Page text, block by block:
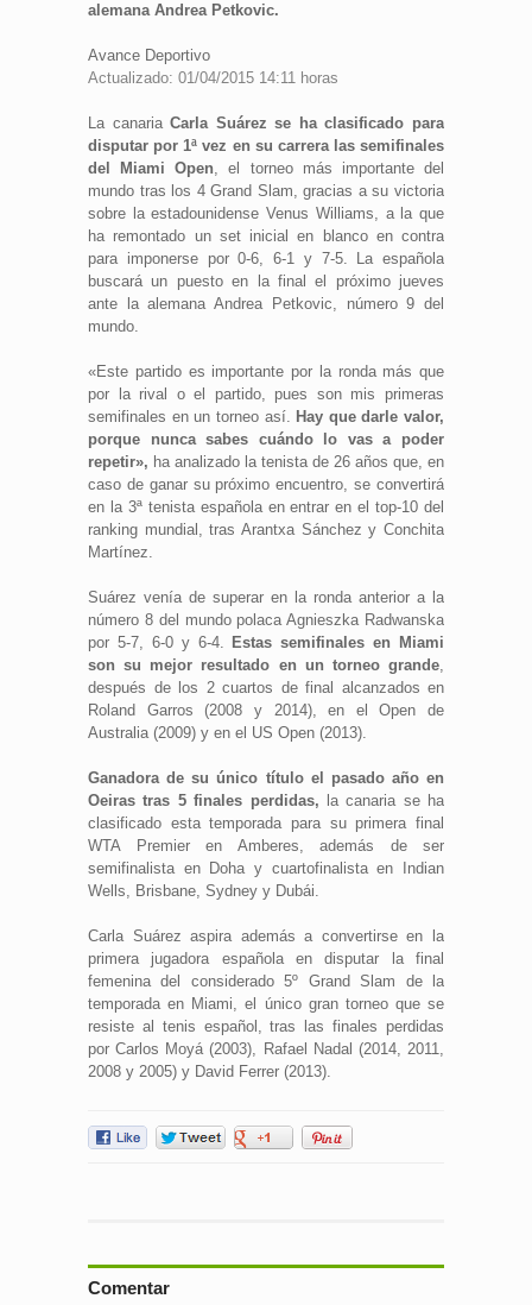
alemana Andrea Petkovic.
Avance Deportivo
Actualizado: 01/04/2015 14:11 horas
La canariaCarla Suárez se ha clasificado para
disputar por 1ª vez en su carrera las semifinales
del Miami Open, el torneo más importante del
mundo tras los 4 Grand Slam, gracias a su victoria
sobre la estadounidense Venus Williams, a la que
ha remontado un set inicial en blanco en contra
para imponerse por 0-6, 6-1 y 7-5. La española
buscará un puesto en la final el próximo jueves
ante la alemana Andrea Petkovic, número 9 del
mundo.
«Este partido es importante por la ronda más que
por la rival o el partido, pues son mis primeras
semifinales en un torneo así. Hay que darle valor,
porque nunca sabes cuándo lo vas a poder
repetir», ha analizado la tenista de 26 años que, en
caso de ganar su próximo encuentro, se convertirá
en la 3ª tenista española en entrar en el top-10 del
ranking mundial, tras Arantxa Sánchez y Conchita
Martínez.
Suárez venía de superar en la ronda anterior a la
número 8 del mundo polaca Agnieszka Radwanska
por 5-7, 6-0 y 6-4. Estas semifinales en Miami
son su mejor resultado en un torneo grande,
después de los 2 cuartos de final alcanzados en
Roland Garros (2008 y 2014), en el Open de
Australia (2009) y en el US Open (2013).
Ganadora de su único título el pasado año en
Oeiras tras 5 finales perdidas, la canaria se ha
clasificado esta temporada para su primera final
WTA Premier en Amberes, además de ser
semifinalista en Doha y cuartofinalista en Indian
Wells, Brisbane, Sydney y Dubái.
Carla Suárez aspira además a convertirse en la
primera jugadora española en disputar la final
femenina del considerado 5º Grand Slam de la
temporada en Miami, el único gran torneo que se
resiste al tenis español, tras las finales perdidas
por Carlos Moyá (2003), Rafael Nadal (2014, 2011,
2008 y 2005) y David Ferrer (2013).
Comentar